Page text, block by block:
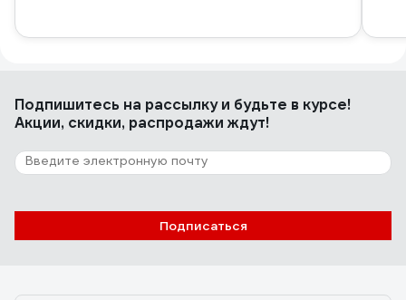
Подпишитесь на рассылкуи будьте в курсе!
Акции, скидки, распродажи ждут!
Подписаться